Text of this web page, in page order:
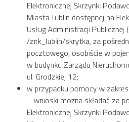
Elektronicznej Skrzynki
Miasta Lublin dostępnej na
Usług Administracji Publicznej
/znk_lublin/skrytka, za
pocztowego, osobiście w
w budynku Zarządu
ul. Grodzkiej 12;
w przypadku pomocy w
– wnioski można składać za
Elektronicznej Skrzynki